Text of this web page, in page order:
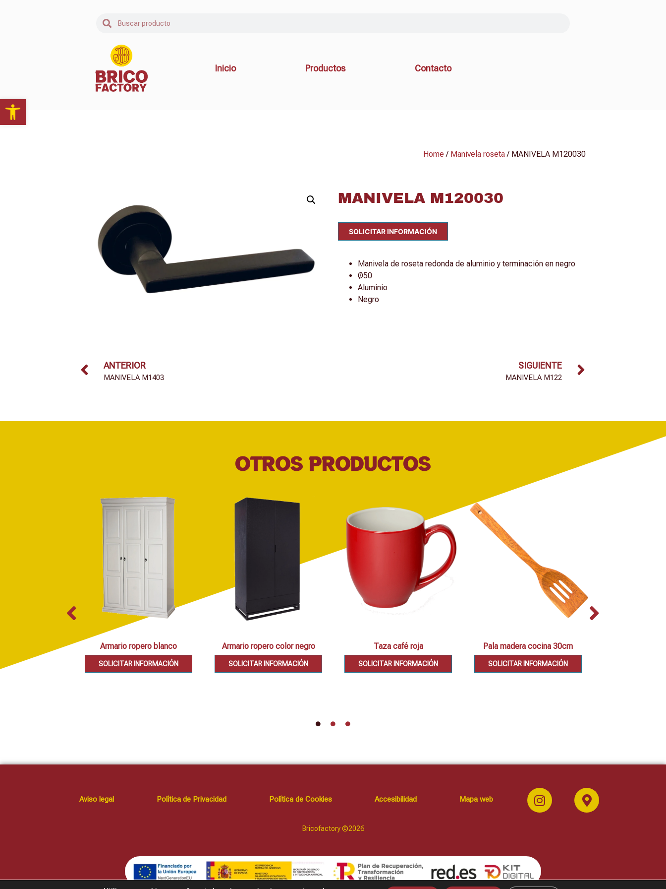
Abrir barra de herramientas
Inicio Productos Contacto
Home/ Manivela roseta/ MANIVELA M120030
MANIVELA M120030
SOLICITAR INFORMACIÓN
Manivela de roseta redonda de aluminio y terminación en negro
Ø50
Aluminio
Negro
ANTERIOR
MANIVELA M1403
SIGUIENTE
MANIVELA M122
OTROS PRODUCTOS
Armario ropero blanco
SOLICITAR INFORMACIÓN
Armario ropero color negro
SOLICITAR INFORMACIÓN
Taza café roja
SOLICITAR INFORMACIÓN
Pala madera cocina 30cm
SOLICITAR INFORMACIÓN
Aviso legal Política de Privacidad Política de Cookies Accesibilidad Mapa web
Bricofactory ©2026